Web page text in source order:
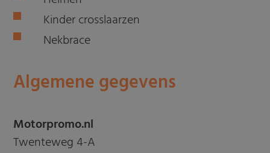
Kinder crosslaarzen
Nekbrace
Algemene gegevens
Motorpromo.nl
Twenteweg 4-A